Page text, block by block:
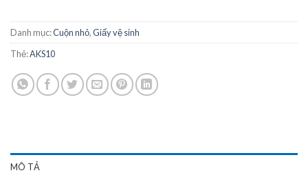
Danh mục:Cuộn nhỏ,Giấy vệ sinh
Thẻ:AKS10
MÔ TẢ